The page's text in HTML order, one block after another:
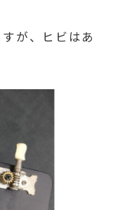
が、ヒビはあ